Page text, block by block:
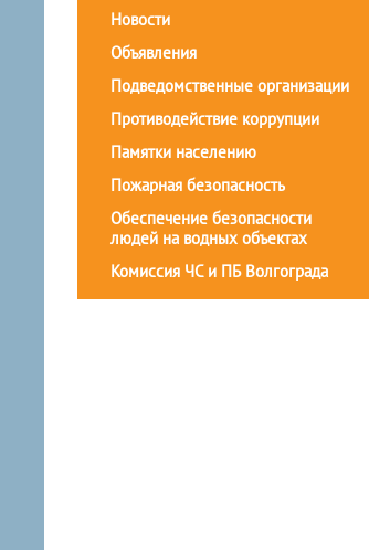
Новости
Объявления
Подведомственные организации
Противодействие коррупции
Памятки населению
Пожарная безопасность
Обеспечение безопасности
людей на водных объектах
Комиссия ЧС и ПБ Волгограда